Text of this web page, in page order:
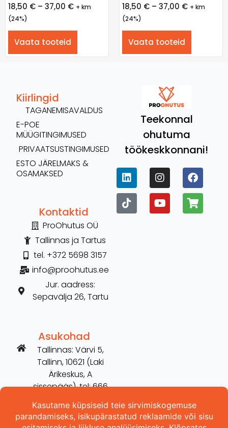
18,50 € – 37,00 € + km
(24%)
Vaata tooteid
18,50 € – 37,00 € + km
(24%)
Vaata tooteid
Teekonnal
ohutuma
töökeskkonnani!
Kontaktid
ProOhutus OÜ
Tallinnas ja Tartus
tel. +372 5698 3157
info@proohutus.ee
Jur. aadress:
Sepavälja 26, Tartu
Kiirlingid
TAGANEMISAVALDUS
E-POE
MÜÜGITINGIMUSED
PRIVAATSUSTINGIMUSED
ESTO JÄRELMAKS &
OSAMAKSED
Asukohad
Tallinnas: Värvi 5,
Tallinn, 10621 (Laki
Ärikeskus, A
sissepääs), tel: 666
Tartus: Võru 254,